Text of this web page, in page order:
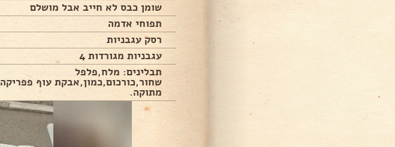
שומן כבס לא חייב אבל מושלם
תפוחי אדמה
רסק עגבניות
עגבניות מגורדות 4
תבלינים: מלח,פלפל
שחור,כורכום,כמון,אבקת עוף פפריקה
מתוקה.